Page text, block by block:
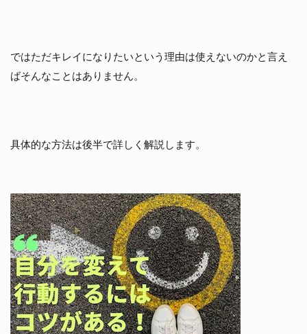
ではただキレイになりたいという理由は使えないのかと言え
ばそんなことはありません。
具体的な方法は後半で詳しく解説します。